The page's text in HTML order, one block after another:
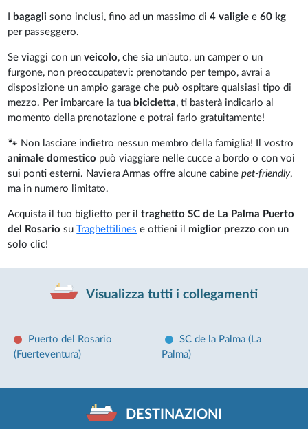
bagaglisono inclusi, fino ad un massimo di4 valigie e 60 kg
per passeggero.
Se viaggi con unveicolo, che sia un'auto, un camper o un
furgone, non preoccupatevi: prenotando per tempo, avrai a
disposizione un ampio garage che può ospitare qualsiasi tipo di
mezzo. Per imbarcare la tua bicicletta, ti basterà indicarlo al
momento della prenotazione e potrai farlo gratuitamente!
🐾 Non lasciare indietro nessun membro della famiglia! Il vostro
animale domestico può viaggiare nelle cucce a bordo o con voi
sui ponti esterni. Naviera Armas offre alcune cabinepet-friendly,
ma in numero limitato.
Acquista il tuo biglietto per iltraghetto SC de La Palma Puerto
del RosariosuTraghettilines e ottieni il miglior prezzocon un
solo clic!
Visualizza tutti i collegamenti
Puerto del Rosario
(Fuerteventura)
SC de la Palma (La
Palma)
DESTINAZIONI